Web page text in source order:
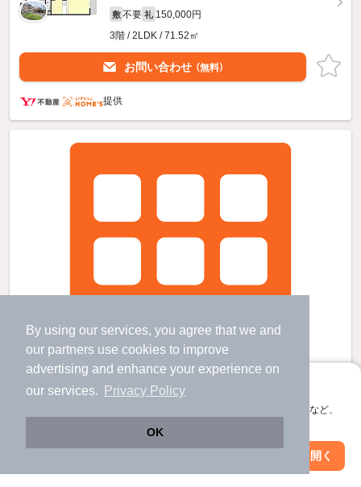
By using our services, you agree that we and
our partners use cookies to improve
advertising and enhance your experience on
our services.
Privacy Policy
OK
アプリに切り替えて、サクサクお部屋探し
会員登録なしですぐ使える。マップ検索やお気に入り保存など、
アプリを開く
敷 不要 礼 150,000円
3階 / 2LDK / 71.52㎡
お問い合わせ （無料）
提供
絞り込み条件を変更